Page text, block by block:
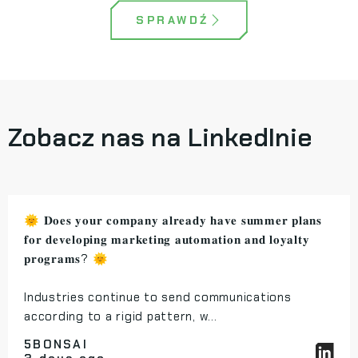
SPRAWDŹ
Zobacz nas na LinkedInie
🌞 𝐃𝐨𝐞𝐬 𝐲𝐨𝐮𝐫 𝐜𝐨𝐦𝐩𝐚𝐧𝐲 𝐚𝐥𝐫𝐞𝐚𝐝𝐲 𝐡𝐚𝐯𝐞 𝐬𝐮𝐦𝐦𝐞𝐫 𝐩𝐥𝐚𝐧𝐬
𝐟𝐨𝐫 𝐝𝐞𝐯𝐞𝐥𝐨𝐩𝐢𝐧𝐠 𝐦𝐚𝐫𝐤𝐞𝐭𝐢𝐧𝐠 𝐚𝐮𝐭𝐨𝐦𝐚𝐭𝐢𝐨𝐧 𝐚𝐧𝐝 𝐥𝐨𝐲𝐚𝐥𝐭𝐲
𝐩𝐫𝐨𝐠𝐫𝐚𝐦𝐬? 🌞
Industries continue to send communications
according to a rigid pattern, w...
5BONSAI